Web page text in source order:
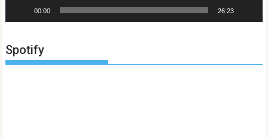
00:00 26:23
Spotify